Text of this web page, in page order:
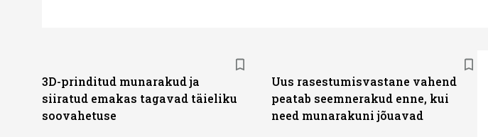
3D-prinditud munarakud ja
siiratud emakas tagavad täieliku
soovahetuse
Uus rasestumisvastane vahend
peatab seemnerakud enne, kui
need munarakuni jõuavad